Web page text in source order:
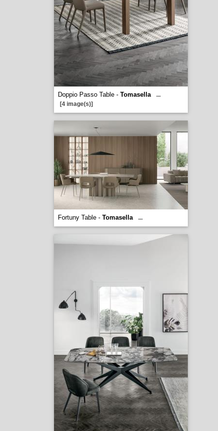
Doppio Passo Table - Tomasella
...
[4 image(s)]
Fortuny Table - Tomasella ...